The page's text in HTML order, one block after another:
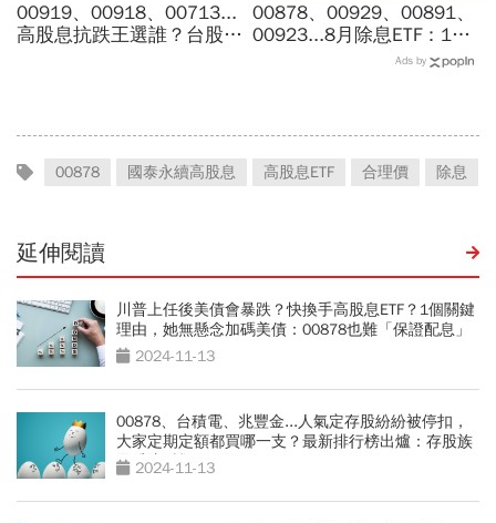
00919、00918、00713...
高股息抗跌王選誰？台股7
00878、00929、00891、
00923...8月除息ETF：14
檔年化配息率逾10%！配息
Ads by
00878 國泰永續高股息 高股息ETF 合理價 除息
延伸閱讀
川普上任後美債會暴跌？快換手高股息ETF？1個關鍵
理由，她無懸念加碼美債：00878也難「保證配息」
2024-11-13
00878、台積電、兆豐金...人氣定存股紛紛被停扣，
大家定期定額都買哪一支？最新排行榜出爐：存股族
最愛這3檔
2024-11-13